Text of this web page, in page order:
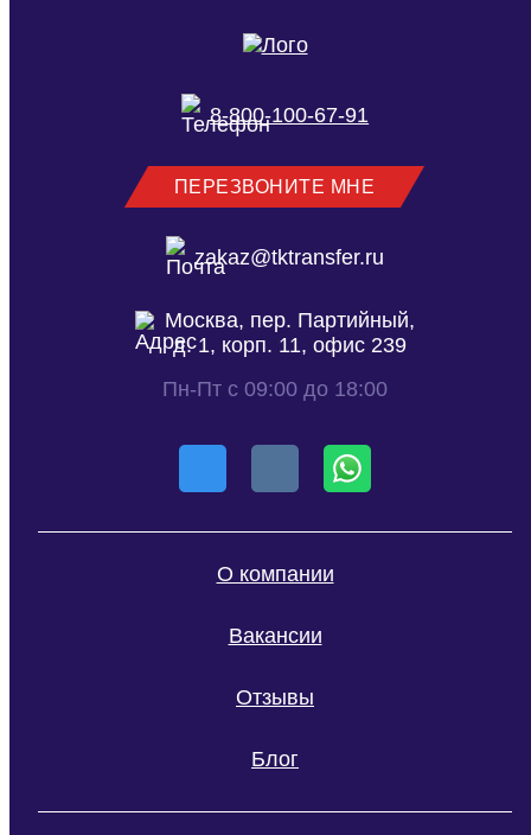
8-800-100-67-91
ПЕРЕЗВОНИТЕ МНЕ
zakaz@tktransfer.ru
Москва, пер. Партийный,
д. 1, корп. 11, офис 239
Пн-Пт с 09:00 до 18:00
О компании
Вакансии
Отзывы
Блог